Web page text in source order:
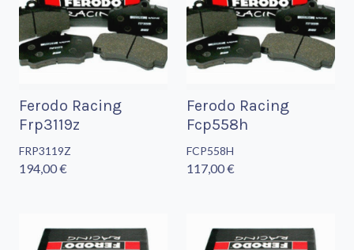
Ferodo Racing
Frp3119z
FRP3119Z
194,00 €
Ferodo Racing
Fcp558h
FCP558H
117,00 €